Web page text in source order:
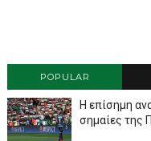
POPULAR
Η επίσημη
σημαίες της